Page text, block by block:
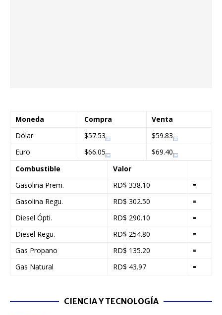
Moneda Compra
Venta
Dólar
$57.53
$59.83
Euro
$66.05
$69.40
Combustible
Valor
Gasolina Prem.
RD$ 338.10
=
Gasolina Regu.
RD$ 302.50
=
Diesel Ópti.
RD$ 290.10
=
Diesel Regu.
RD$ 254.80
=
Gas Propano
RD$ 135.20
=
Gas Natural
RD$ 43.97 =
CIENCIA Y TECNOLOGÍA